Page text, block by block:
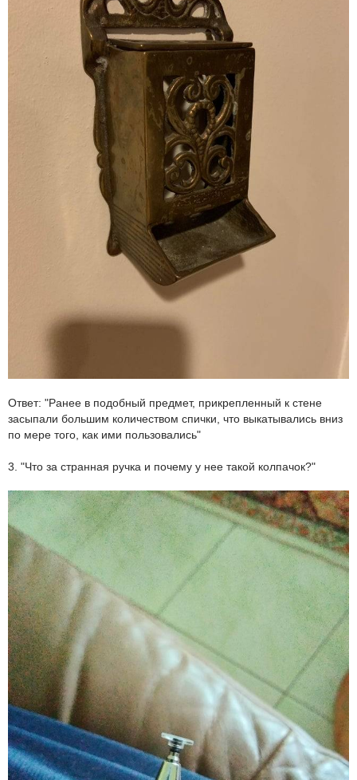
Ответ: "Ранее в подобный предмет, прикрепленный к стене
засыпали большим количеством спички, что выкатывались вниз
по мере того, как ими пользовались"
3. "Что за странная ручка и почему у нее такой колпачок?"